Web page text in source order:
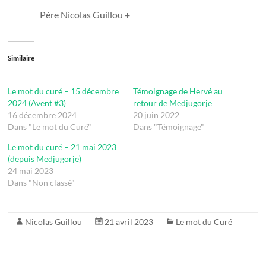
Père Nicolas Guillou +
Similaire
Le mot du curé – 15 décembre
2024 (Avent #3)
16 décembre 2024
Dans "Le mot du Curé"
Témoignage de Hervé au
retour de Medjugorje
20 juin 2022
Dans "Témoignage"
Le mot du curé – 21 mai 2023
(depuis Medjugorje)
24 mai 2023
Dans "Non classé"
Nicolas Guillou 21 avril 2023 Le mot du Curé